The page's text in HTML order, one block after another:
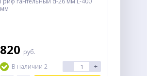
мм
820 руб.
В наличии 2
- +